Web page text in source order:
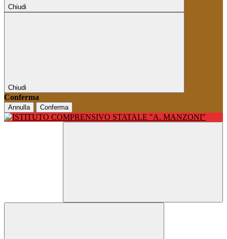
Chiudi
Chiudi
Conferma
Annulla Conferma